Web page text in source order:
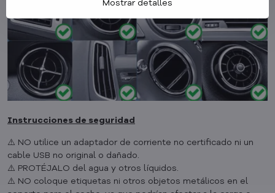
Instrucciones de seguridad
⚠️ NO utilice un adaptador de corriente no certificado ni un
cable USB no original o dañado.
⚠️ PROTÉJALO del agua y otros líquidos.
⚠️ NO coloque etiquetas ni otros objetos metálicos en el
Mostrar detalles